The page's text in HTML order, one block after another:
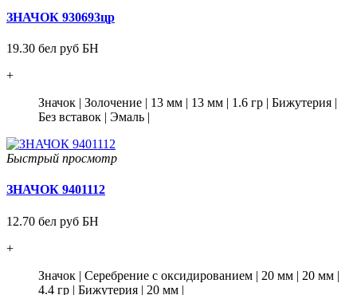
ЗНАЧОК 930693цр
19.30 бел руб БН
+
Значок | Золочение | 13 мм | 13 мм | 1.6 гр | Бижутерия |
Без вставок | Эмаль |
Быстрый просмотр
ЗНАЧОК 9401112
12.70 бел руб БН
+
Значок | Серебрение с оксидированием | 20 мм | 20 мм |
4.4 гр | Бижутерия | 20 мм |